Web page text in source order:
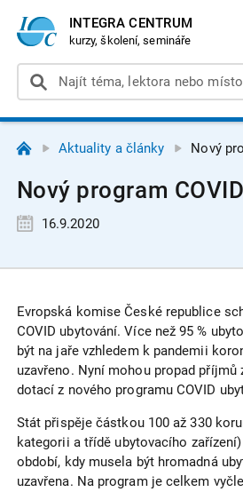
INTEGRA CENTRUM
kurzy, školení, semináře
Aktuality a články Nový
Nový program
16.9.2020
Evropská komise České republice
COVID ubytování. Více než 95 %
být na jaře vzhledem k pandemii
uzavřeno. Nyní mohou propad
dotací z nového programu COVID
Stát přispěje částkou 100 až 330
kategorii a třídě ubytovacího
období, kdy musela být hromadná
uzavřena. Na program je celkem